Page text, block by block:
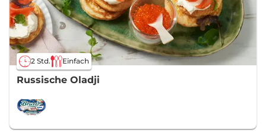
2 Std. Einfach
Russische Oladji